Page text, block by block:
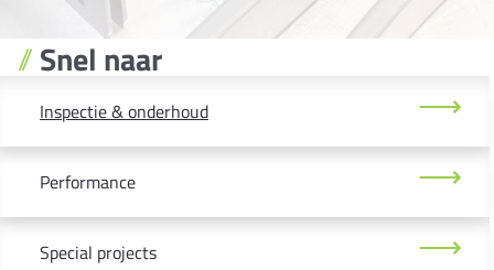
Snel naar
Inspectie & onderhoud
Performance
Special projects